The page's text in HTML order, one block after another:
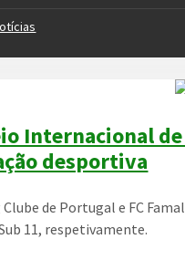
Internacional
desportiva
de Portugal e FC
11, respetivamente.